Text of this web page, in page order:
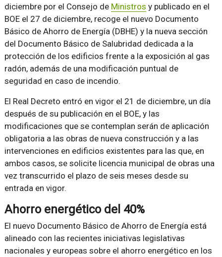
diciembre por el Consejo de Ministros y publicado en el
BOE el 27 de diciembre, recoge el nuevo Documento
Básico de Ahorro de Energía (DBHE) y la nueva sección
del Documento Básico de Salubridad dedicada a la
protección de los edificios frente a la exposición al gas
radón, además de una modificación puntual de
seguridad en caso de incendio.
El Real Decreto entró en vigor el 21 de diciembre, un día
después de su publicación en el BOE, y las
modificaciones que se contemplan serán de aplicación
obligatoria a las obras de nueva construcción y a las
intervenciones en edificios existentes para las que, en
ambos casos, se solicite licencia municipal de obras una
vez transcurrido el plazo de seis meses desde su
entrada en vigor.
Ahorro energético del 40%
El nuevo Documento Básico de Ahorro de Energía está
alineado con las recientes iniciativas legislativas
nacionales y europeas sobre el ahorro energético en los